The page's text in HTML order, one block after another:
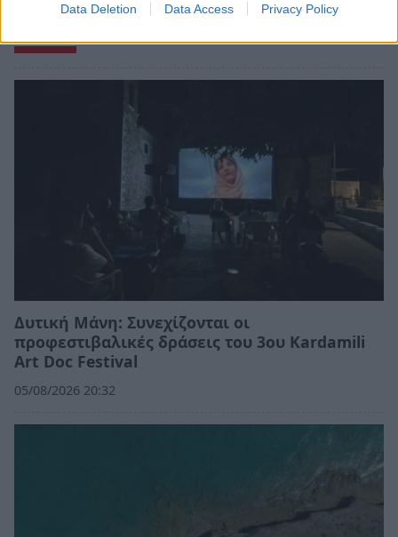
Data Deletion Data Access Privacy Policy
Σχετικά Άρθρα
Δυτική Μάνη: Συνεχίζονται οι
προφεστιβαλικές δράσεις του 3ου Kardamili
Art Doc Festival
05/08/2026 20:32